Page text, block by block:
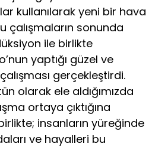
kullanılarak yeni bir hava
çalışmaların sonunda
ile birlikte
yaptığı güzel ve
gerçekleştirdi.
olarak ele aldığımızda
ortaya çıktığına
insanların yüreğinde
ve hayalleri bu